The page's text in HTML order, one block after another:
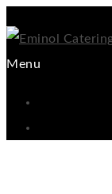
Menu